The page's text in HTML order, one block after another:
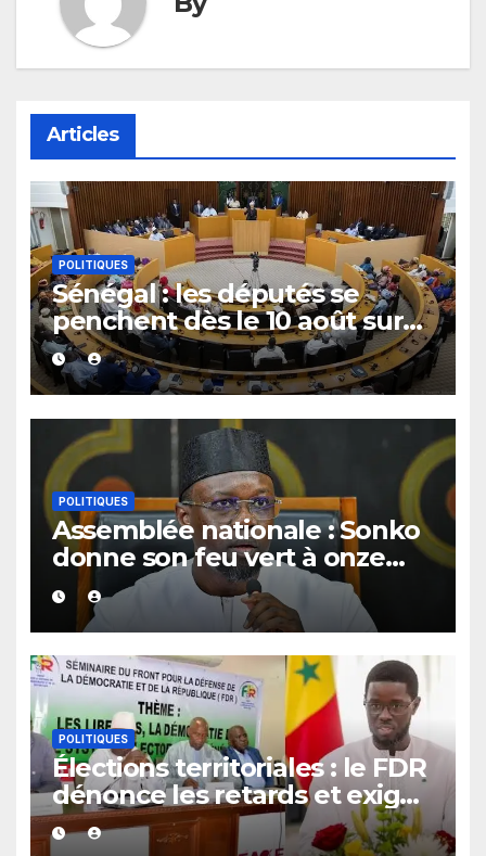
Articles
POLITIQUES
Sénégal : les députés se
penchent dès le 10 août sur
plusieurs textes, dont les
fonds spéciaux et secrets
POLITIQUES
Assemblée nationale : Sonko
donne son feu vert à onze
dossiers majeurs
POLITIQUES
Élections territoriales : le FDR
dénonce les retards et exige
un calendrier électoral précis